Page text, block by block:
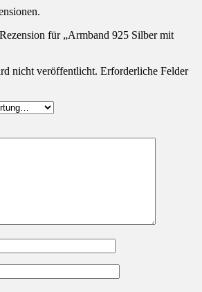
für „Armband 925 Silber mit
nicht veröffentlicht. Erforderliche Felder